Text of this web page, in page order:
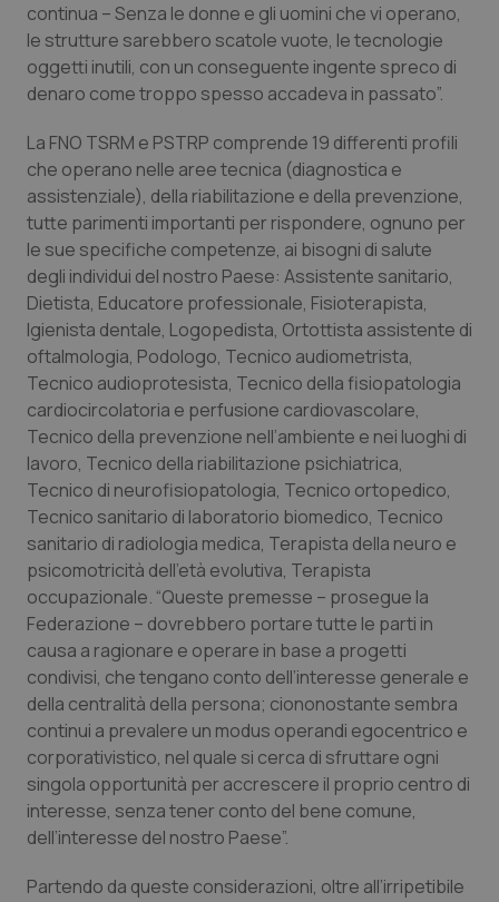
Lazio
Liguria
Lombardia
Marche
Molise
Piemonte
Provincia Autonoma di Bolzano
Provincia Autonoma di Trento
Puglia
Sardegna
Sicilia
Toscana
Umbria
Valle D’Aosta
Veneto
Diabete & glucometri
Disturbi dell’umore
Dolore
Donna & Salute
Epatiti
HIV
Infezioni & Febbre
Ipertensione & Scompenso
Malattie rare
Malattia di Crohn & Rettocolite Ulcerosa
Neuroscienze & patologie neurodegenerative
Obesità
Oftalmologia
Oncodermatologia
Oncoematologia
continua – Senza le donne e gli uomini che vi operano,
le strutture sarebbero scatole vuote, le tecnologie
oggetti inutili, con un conseguente ingente spreco di
denaro come troppo spesso accadeva in passato”.
La FNO TSRM e PSTRP comprende 19 differenti profili
che operano nelle aree tecnica (diagnostica e
assistenziale), della riabilitazione e della prevenzione,
tutte parimenti importanti per rispondere, ognuno per
le sue specifiche competenze, ai bisogni di salute
degli individui del nostro Paese: Assistente sanitario,
Dietista, Educatore professionale, Fisioterapista,
Igienista dentale, Logopedista, Ortottista assistente di
oftalmologia, Podologo, Tecnico audiometrista,
Tecnico audioprotesista, Tecnico della fisiopatologia
cardiocircolatoria e perfusione cardiovascolare,
Tecnico della prevenzione nell’ambiente e nei luoghi di
lavoro, Tecnico della riabilitazione psichiatrica,
Tecnico di neurofisiopatologia, Tecnico ortopedico,
Tecnico sanitario di laboratorio biomedico, Tecnico
sanitario di radiologia medica, Terapista della neuro e
psicomotricità dell’età evolutiva, Terapista
occupazionale. “Queste premesse – prosegue la
Federazione – dovrebbero portare tutte le parti in
causa a ragionare e operare in base a progetti
condivisi, che tengano conto dell’interesse generale e
della centralità della persona; ciononostante sembra
continui a prevalere un modus operandi egocentrico e
corporativistico, nel quale si cerca di sfruttare ogni
singola opportunità per accrescere il proprio centro di
interesse, senza tener conto del bene comune,
dell’interesse del nostro Paese”.
Partendo da queste considerazioni, oltre all’irripetibile